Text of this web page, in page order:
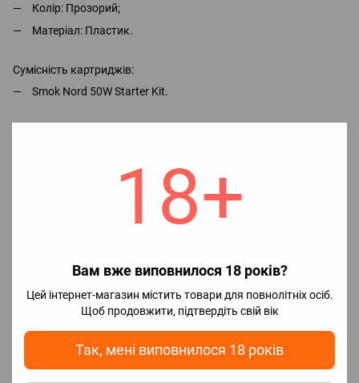
18+
Вам вже виповнилося 18 років?
Цей інтернет-магазин містить товари для повнолітніх осіб.
Щоб продовжити, підтвердіть свій вік
Так, мені виповнилося 18 років
Колір: Прозорий;
Матеріал: Пластик.
Сумісність картриджів:
Smok Nord 50W Starter Kit.
150.00
Немає в наявності
Smok Tech
Додайте перший відгук